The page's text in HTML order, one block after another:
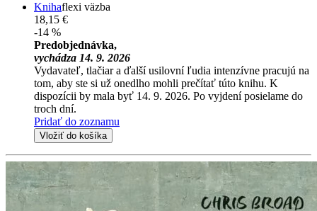
Knihaflexi väzba
18,15 €
-14 %
Predobjednávka,
vychádza 14. 9. 2026
Vydavateľ, tlačiar a ďalší usilovní ľudia intenzívne pracujú na
tom, aby ste si už onedlho mohli prečítať túto knihu. K
dispozícii by mala byť 14. 9. 2026. Po vyjdení posielame do
troch dní.
Pridať do zoznamu
Vložiť do košíka